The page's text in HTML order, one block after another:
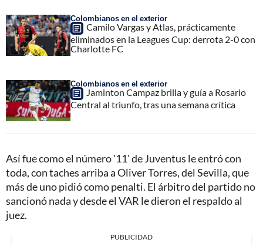
Colombianos en el exterior
Camilo Vargas y Atlas, prácticamente
eliminados en la Leagues Cup: derrota 2-0 con
Charlotte FC
Colombianos en el exterior
Jaminton Campaz brilla y guía a Rosario
Central al triunfo, tras una semana crítica
Así fue como el número '11' de Juventus le entró con
toda, con taches arriba a Oliver Torres, del Sevilla, que
más de uno pidió como penalti. El árbitro del partido no
sancionó nada y desde el VAR le dieron el respaldo al
juez.
PUBLICIDAD